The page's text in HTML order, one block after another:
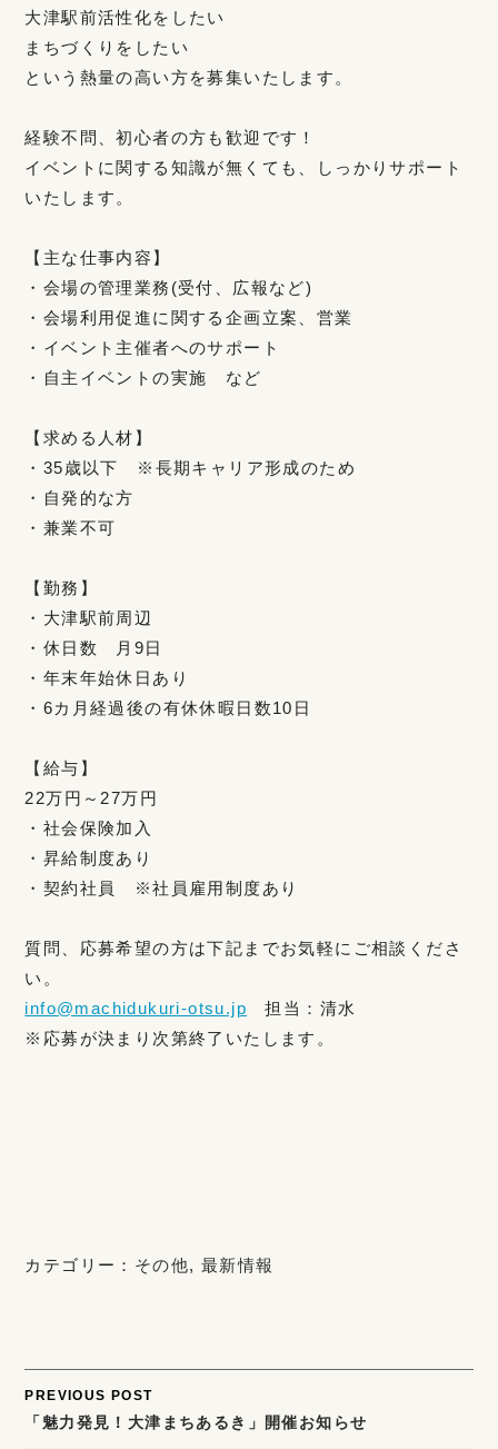
大津駅前活性化をしたい
まちづくりをしたい
という熱量の高い方を募集いたします。
経験不問、初心者の方も歓迎です！
イベントに関する知識が無くても、しっかりサポート
いたします。
【主な仕事内容】
・会場の管理業務(受付、広報など)
・会場利用促進に関する企画立案、営業
・イベント主催者へのサポート
・自主イベントの実施 など
【求める人材】
・35歳以下 ※長期キャリア形成のため
・自発的な方
・兼業不可
【勤務】
・大津駅前周辺
・休日数 月9日
・年末年始休日あり
・6カ月経過後の有休休暇日数10日
【給与】
22万円～27万円
・社会保険加入
・昇給制度あり
・契約社員 ※社員雇用制度あり
質問、応募希望の方は下記までお気軽にご相談くださ
い。
info@machidukuri-otsu.jp 担当：清水
※応募が決まり次第終了いたします。
カテゴリー： その他, 最新情報
Post
navigation
PREVIOUS POST
「魅力発見！大津まちあるき」開催お知らせ